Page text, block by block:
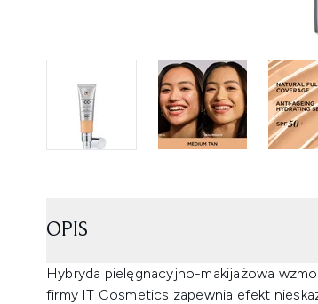
OPIS
Hybryda pielęgnacyjno-makijażowa
firmy IT Cosmetics zapewnia efekt